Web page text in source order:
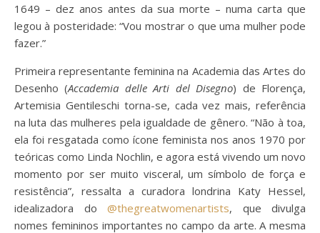
1649 – dez anos antes da sua morte – numa carta que
legou à posteridade: “Vou mostrar o que uma mulher pode
fazer.”
Primeira representante feminina na Academia das Artes do
Desenho (Accademia delle Arti del Disegno) de Florença,
Artemisia Gentileschi torna-se, cada vez mais, referência
na luta das mulheres pela igualdade de gênero. “Não à toa,
ela foi resgatada como ícone feminista nos anos 1970 por
teóricas como Linda Nochlin, e agora está vivendo um novo
momento por ser muito visceral, um símbolo de força e
resistência”, ressalta a curadora londrina Katy Hessel,
idealizadora do @thegreatwomenartists, que divulga
nomes femininos importantes no campo da arte. A mesma